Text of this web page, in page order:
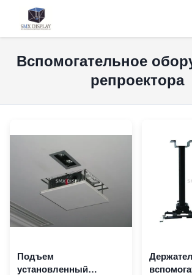
Вспомогательное
репроектора
Подъем
установленный